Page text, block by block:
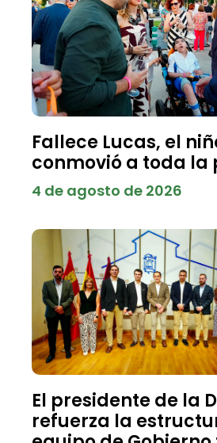
Fallece Lucas, el
conmovió a toda la
4 de agosto de 2026
El presidente de la
refuerza la